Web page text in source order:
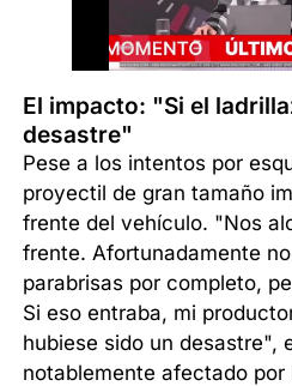
El impacto: "Si el
desastre"
Pese a los intentos por
proyectil de gran tamaño
frente del vehículo. "Nos
frente. Afortunadamente
parabrisas por completo,
Si eso entraba, mi
hubiese sido un desastre",
notablemente afectado por